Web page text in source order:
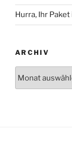
Hurra, Ihr
ARCHIV